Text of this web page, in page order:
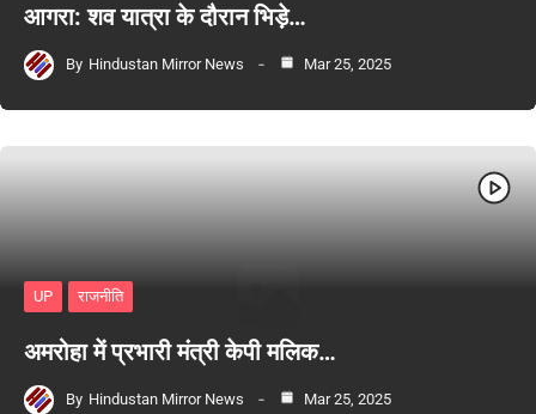
आगरा: शव यात्रा के दौरान भिड़े…
By Hindustan Mirror News Mar 25, 2025
UP राजनीति
अमरोहा में प्रभारी मंत्री केपी मलिक…
By Hindustan Mirror News Mar 25, 2025